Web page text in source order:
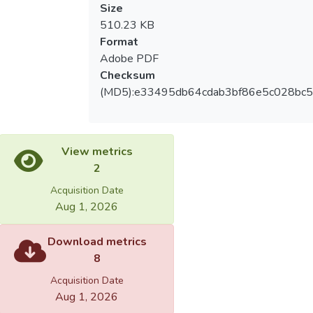
Size
510.23 KB
Format
Adobe PDF
Checksum
View metrics
2
Acquisition Date
Aug 1, 2026
Download metrics
8
Acquisition Date
Aug 1, 2026